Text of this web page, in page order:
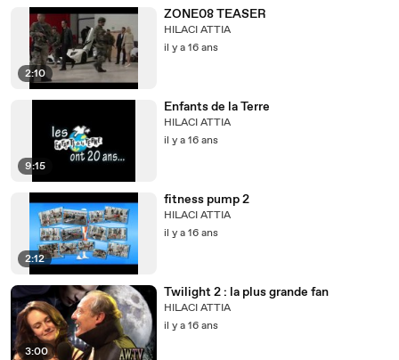
2:10
ZONE08 TEASER
HILACI ATTIA
il y a 16 ans
9:15
Enfants de la Terre
HILACI ATTIA
il y a 16 ans
2:12
fitness pump 2
HILACI ATTIA
il y a 16 ans
3:00
Twilight 2 : la plus grande fan
HILACI ATTIA
il y a 16 ans